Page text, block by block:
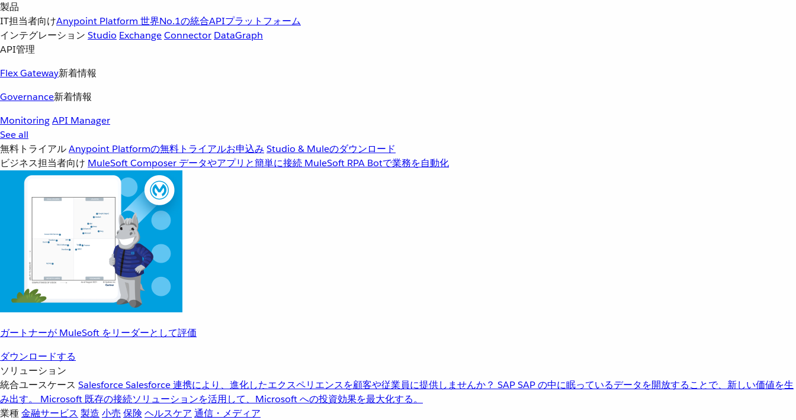
製品
IT担当者向けAnypoint Platform 世界No.1の統合APIプラットフォーム
インテグレーション Studio ExchangeConnector DataGraph
API管理
Flex Gateway新着情報
Governance新着情報
MonitoringAPI Manager
See all
無料トライアルAnypoint Platformの無料トライアルお申込み Studio & Muleのダウンロード
ビジネス担当者向け MuleSoft Composer データやアプリと簡単に接続 MuleSoft RPA Botで業務を自動化
ガートナーが MuleSoft をリーダーとして評価
ダウンロードする
ソリューション
統合ユースケース SalesforceSalesforce 連携により、進化したエクスペリエンスを顧客や従業員に提供しませんか？ SAPSAP の中に眠っているデータを開放することで、新しい価値を生
み出す。
Microsoft 既存の接続ソリューションを活用して、Microsoft への投資効果を最大化する。
業種金融サービス 製造 小売 保険 ヘルスケア 通信・メディア